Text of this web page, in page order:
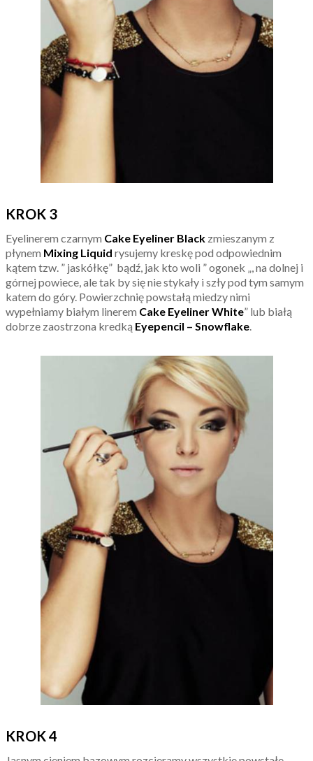
KROK 3
Eyelinerem czarnym Cake Eyeliner Black zmieszanym z
płynem Mixing Liquid rysujemy kreskę pod odpowiednim
kątem tzw. ” jaskółkę” bądź, jak kto woli ” ogonek „, na dolnej i
górnej powiece, ale tak by się nie stykały i szły pod tym samym
katem do góry. Powierzchnię powstałą miedzy nimi
wypełniamy białym linerem Cake Eyeliner White” lub białą
dobrze zaostrzona kredką Eyepencil – Snowflake
KROK 4